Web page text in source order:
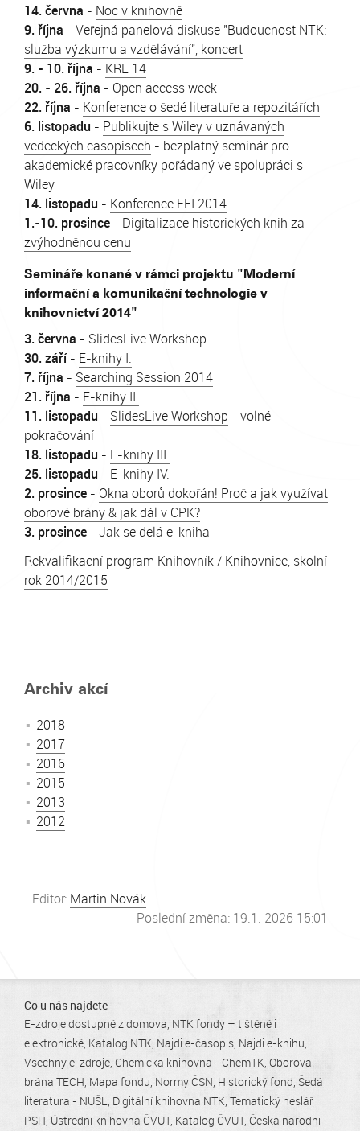
14. června - Noc v knihovně
9. října - Veřejná panelová diskuse "Budoucnost NTK:
služba výzkumu a vzdělávání", koncert
9. - 10. října - KRE 14
20. - 26. října - Open access week
22. října - Konference o šedé literatuře a repozitářích
6. listopadu - Publikujte s Wiley v uznávaných
vědeckých časopisech - bezplatný seminář pro
akademické pracovníky pořádaný ve spolupráci s
Wiley
14. listopadu - Konference EFI 2014
1.-10. prosince - Digitalizace historických knih za
zvýhodněnou cenu
Semináře konané v rámci projektu "Moderní
informační a komunikační technologie v
knihovnictví 2014"
3. června - SlidesLive Workshop
30. září- E-knihy I.
7. října - Searching Session 2014
21. října - E-knihy II.
11. listopadu - SlidesLive Workshop - volné
pokračování
18. listopadu - E-knihy III.
25. listopadu - E-knihy IV.
2. prosince - Okna oborů dokořán! Proč a jak využívat
oborové brány & jak dál v CPK?
3. prosince - Jak se dělá e-kniha
Rekvalifikační program Knihovník / Knihovnice, školní
rok 2014/2015
Archiv akcí
2018
2017
2016
2015
2013
2012
Editor: Martin Novák
Poslední změna: 19.1. 2026 15:01
Co u nás najdete
E-zdroje dostupné z domova NTK fondy – tištěné i
elektronické Katalog NTK Najdi e-časopis Najdi e-knihu
Všechny e-zdroje Chemická knihovna - ChemTK Oborová
brána TECH Mapa fondu Normy ČSN Historický fond Šedá
literatura - NUŠL Digitální knihovna NTK Tematický heslář
PSH Ústřední knihovna ČVUT Katalog ČVUT Česká národní